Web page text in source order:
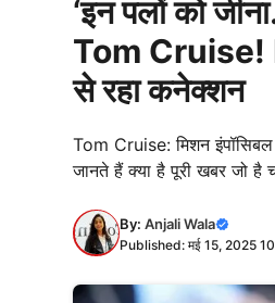
‘इन पलों को
Tom
से रहा कनेक्शन
Tom Cruise: मिशन
जानते हैं क्या है पूरी खबर जो है
By: Anjali Wala
Published: मई 15, 2025